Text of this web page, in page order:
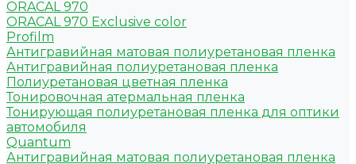
ORACAL 970
ORACAL 970 Exclusive color
Profilm
Антигравийная матовая полиуретановая пленка
Антигравийная полиуретановая пленка
Полиуретановая цветная пленка
Тонировочная атермальная пленка
Тонирующая полиуретановая пленка для оптики
автомобиля
Quantum
Антигравийная матовая полиуретановая пленка